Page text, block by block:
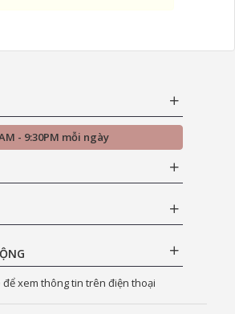
- 9:30PM mỗi ngày